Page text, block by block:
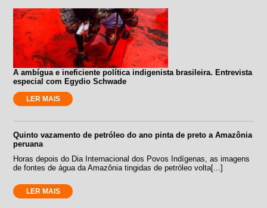
A ambígua e ineficiente política indigenista brasileira. Entrevista
especial com Egydio Schwade
LER MAIS
Quinto vazamento de petróleo do ano pinta de preto a Amazônia
peruana
Horas depois do Dia Internacional dos Povos Indígenas, as imagens
de fontes de água da Amazônia tingidas de petróleo volta[...]
LER MAIS